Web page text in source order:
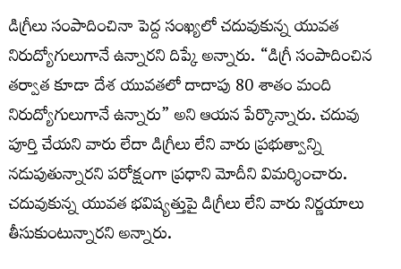
డిగ్రీలు సంపాదించినా పెద్ద సంఖ్యలో చదువుకున్న యువత
నిరుద్యోగులుగానే ఉన్నారని దిప్కే అన్నారు. “డిగ్రీ సంపాదించిన
తర్వాత కూడా దేశ యువతలో దాదాపు 80 శాతం మంది
నిరుద్యోగులుగానే ఉన్నారు” అని ఆయన పేర్కొన్నారు. చదువు
పూర్తి చేయని వారు లేదా డిగ్రీలు లేని వారు ప్రభుత్వాన్ని
నడుపుతున్నారని పరోక్షంగా ప్రధాని మోదీని విమర్శించారు.
చదువుకున్న యువత భవిష్యత్తుపై డిగ్రీలు లేని వారు నిర్ణయాలు
తీసుకుంటున్నారని అన్నారు.